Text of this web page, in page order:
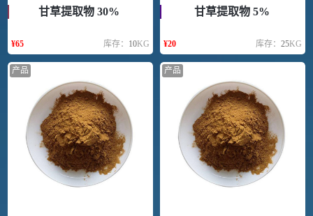
甘草提取物 30%
¥65 库存： 10KG
甘草提取物 5%
¥20 库存：25KG
产品 产品